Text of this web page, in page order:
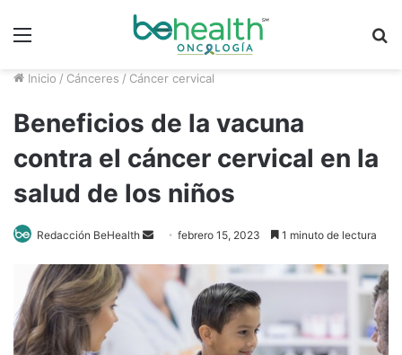
Menú
Inicio / Cánceres / Cáncer cervical
Beneficios de la vacuna
contra el cáncer cervical en la
salud de los niños
Redacción BeHealth
Send
email
febrero 15, 2023 1 minuto de lectura